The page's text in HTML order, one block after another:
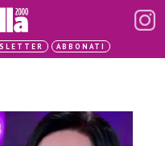
ABBONATI